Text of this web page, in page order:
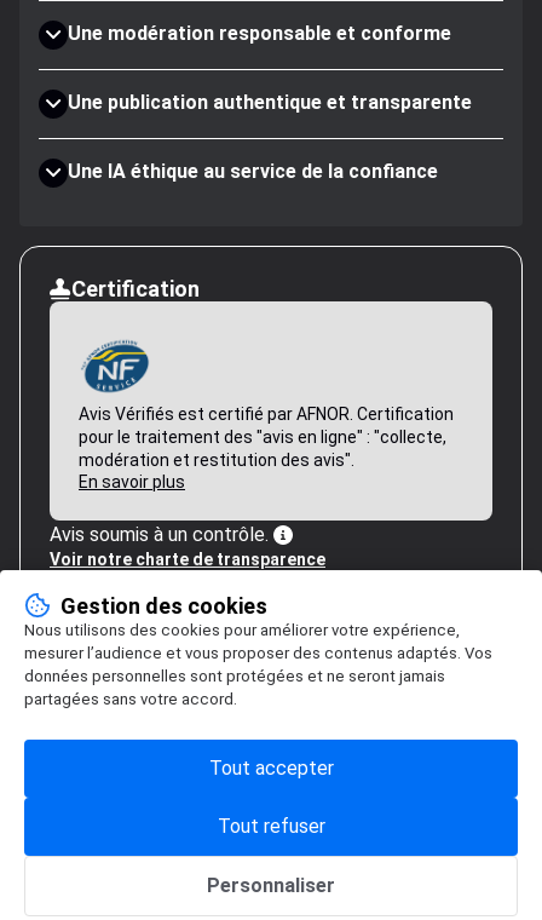
Une modération responsable et conforme
Une publication authentique et transparente
Une IA éthique au service de la confiance
Certification
Avis Vérifiés est certifié par AFNOR. Certification
pour le traitement des "avis en ligne" : "collecte,
modération et restitution des avis".
En savoir plus
Avis soumis à un contrôle.
Voir notre charte de transparence
Gestion des cookies
Gestion des cookies
Nous utilisons des cookies pour améliorer votre expérience,
mesurer l’audience et vous proposer des contenus adaptés. Vos
données personnelles sont protégées et ne seront jamais
partagées sans votre accord.
Personnaliser
Tout refuser
Tout accepter